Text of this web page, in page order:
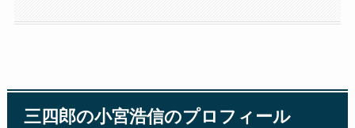
三四郎の小宮浩信のプロフィール